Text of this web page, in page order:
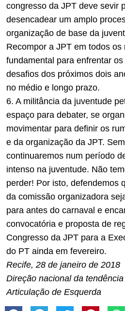
congresso da JPT deve sevir
desencadear um amplo
organização de base da
Recompor a JPT em todos os
fundamental para enfrentar
desafios dos próximos dois
no médio e longo prazo.
6. A militância da juventude
espaço para debater, se
movimentar para definir os
e da organização da JPT.
continuaremos num período
intenso na juventude. Não
perder! Por isto, defendemos
da comissão organizadora
para antes do carnaval e
convocatória e proposta de
Congresso da JPT para a
do PT ainda em fevereiro.
Recife, 28 de janeiro de 2018
Direção nacional da
Articulação de Esquerda